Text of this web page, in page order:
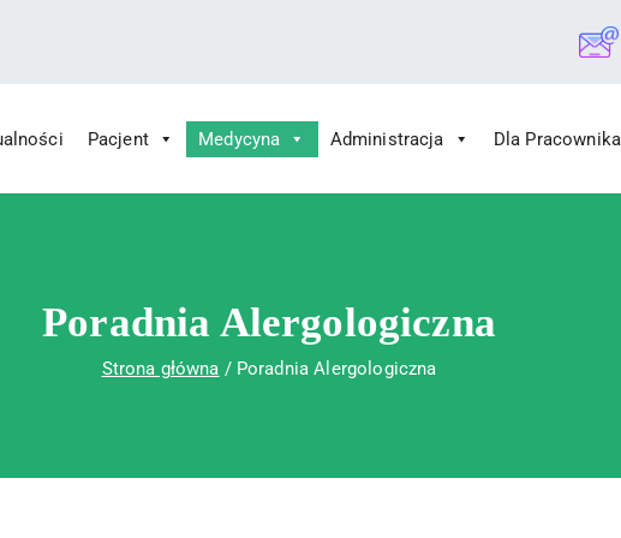
Św. Rafała w Czerwonej Górze
Rafała w Czerwonej Górze
Pacjent Medycyna Administracja Dla Pracownika
Poradnia Alergologiczna
Strona główna Poradnia Alergologiczna